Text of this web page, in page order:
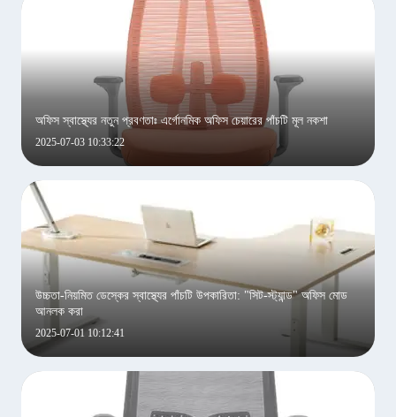
2025-07-03 10:33:22
অফিস স্বাস্থ্যের নতুন প্রবণতাঃ এর্গোনমিক অফিস চেয়ারের পাঁচটি মূল নকশা
2025-07-01 10:12:41
উচ্চতা-নিয়মিত ডেস্কের স্বাস্থ্যের পাঁচটি উপকারিতা: "সিট-স্ট্যান্ড" অফিস মোড
আনলক করা